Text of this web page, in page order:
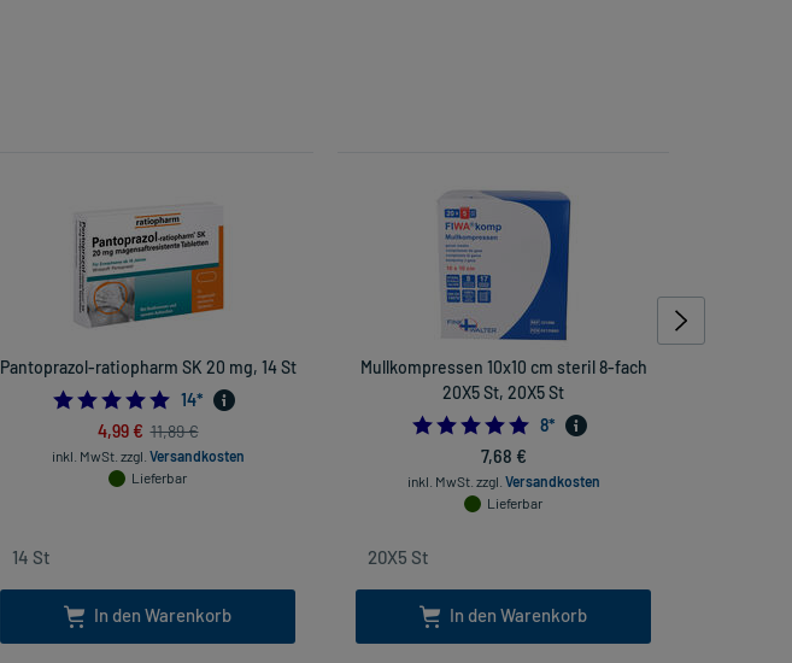
Pantoprazol-ratiopharm SK 20 mg, 14 St
4.857142857142857
14*
4,99 € 11,89 €
inkl. MwSt. zzgl. Versandkosten
Lieferbar
In den Warenkorb
Mullkompressen 10x10 cm steril 8-fach
20X5 St, 20X5 St
5.0
8*
7,68 €
inkl. MwSt. zzgl. Versandkosten
Lieferbar
In den Warenkorb